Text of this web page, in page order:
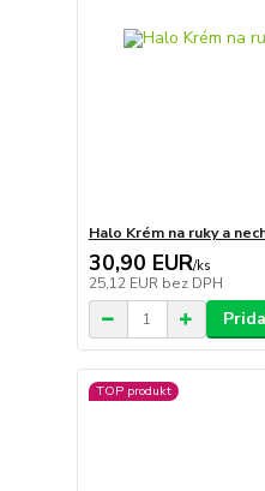
Halo Krém na ruky a
30,90 EUR/ks
25,12 EUR bez DPH
TOP produkt